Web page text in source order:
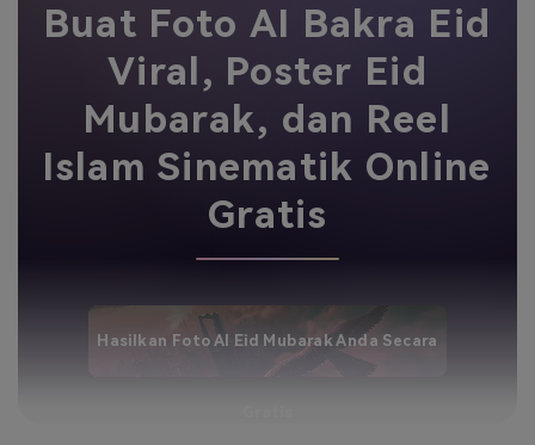
Buat Foto AI Bakra Eid
Viral, Poster Eid
Mubarak, dan Reel
Islam Sinematik Online
Gratis
Hasilkan Foto AI Eid Mubarak Anda Secara